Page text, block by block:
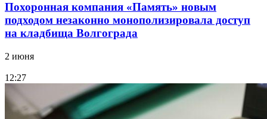
Похоронная компания «Память» новым
подходом незаконно монополизировала доступ
на кладбища Волгограда
2 июня
12:27